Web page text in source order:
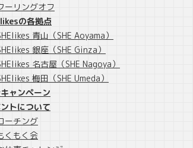
ーリングオフ
の各拠点
青山（SHE Aoyama）
銀座（SHE Ginza）
名古屋（SHE Nagoya）
梅田（SHE Umeda）
ャンペーン
トについて
ーチング
くもく会